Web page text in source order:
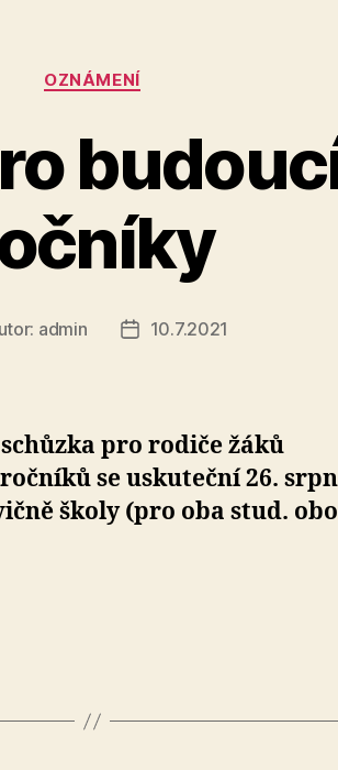
Rubriky
OZNÁMENÍ
admin
Datum
10.7.2021
pro rodiče žáků
se uskuteční 26.
školy (pro oba stud.